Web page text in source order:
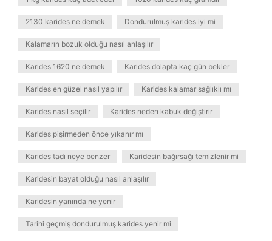
2130 karides ne demek Dondurulmuş karides iyi mi
Kalamarın bozuk olduğu nasıl anlaşılır
Karides 1620 ne demek Karides dolapta kaç gün bekler
Karides en güzel nasıl yapılır Karides kalamar sağlıklı mı
Karides nasıl seçilir Karides neden kabuk değiştirir
Karides pişirmeden önce yıkanır mı
Karides tadı neye benzer Karidesin bağırsağı temizlenir mi
Karidesin bayat olduğu nasıl anlaşılır
Karidesin yanında ne yenir
Tarihi geçmiş dondurulmuş karides yenir mi